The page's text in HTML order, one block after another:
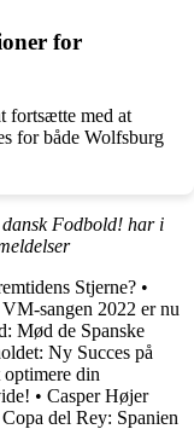
for
fortsætte med at
for både Wolfsburg
Fodbold! har i
Stjerne? •
VM-sangen 2022 er nu
Mød de Spanske
Ny Succes på
din
• Casper Højer
Copa del Rey: Spanien